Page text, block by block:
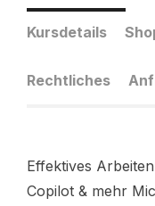
Kursdetails
Rechtliches
Effektives
Copilot & mehr